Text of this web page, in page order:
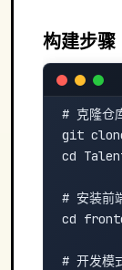
构建步骤
# 克隆仓
git
cd
# 安装前
cd
# 开发模